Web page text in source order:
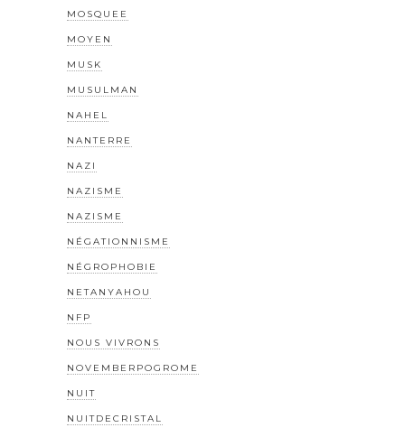
MOSQUEE
MOYEN
MUSK
MUSULMAN
NAHEL
NANTERRE
NAZI
NAZISME
NAZISME
NÉGATIONNISME
NÉGROPHOBIE
NETANYAHOU
NFP
NOUS VIVRONS
NOVEMBERPOGROME
NUIT
NUITDECRISTAL